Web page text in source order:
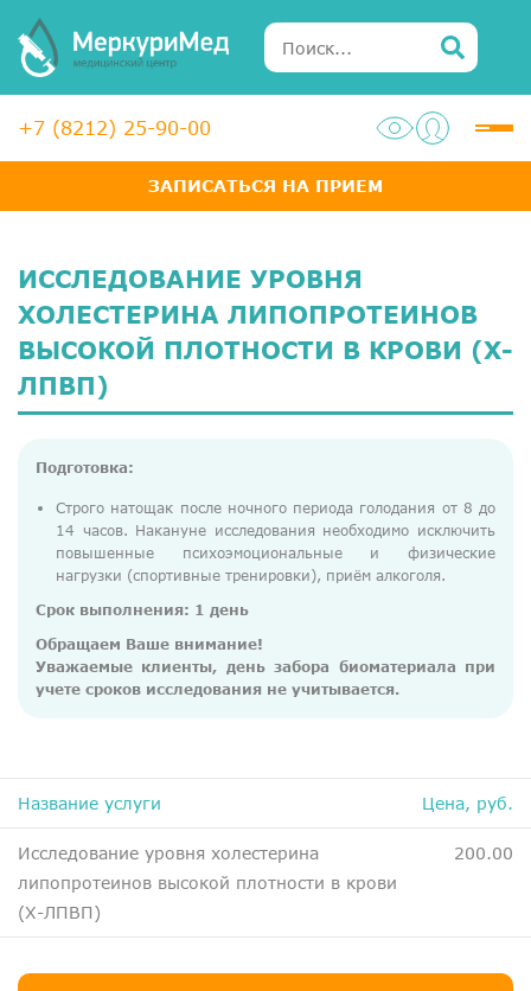
+7 (8212) 25-90-00
ЗАПИСАТЬСЯ НА ПРИЕМ
Услуги
ЛОР-центр
Анализы
ДМС
Медосмотры
Новости
Контакты
ИССЛЕДОВАНИЕ УРОВНЯ
ХОЛЕСТЕРИНА ЛИПОПРОТЕИНОВ
ВЫСОКОЙ ПЛОТНОСТИ В КРОВИ (Х-
ЛПВП)
Подготовка:
Строго натощак после ночного периода голодания от 8 до
14 часов. Накануне исследования необходимо исключить
повышенные психоэмоциональные и физические
нагрузки (спортивные тренировки), приём алкоголя.
Срок выполнения: 1 день
Обращаем Ваше внимание!
Уважаемые клиенты, день забора биоматериала при
учете сроков исследования не учитывается.
Название услуги Цена, руб.
Исследование уровня холестерина
липопротеинов высокой плотности в крови
(Х-ЛПВП)
200.00